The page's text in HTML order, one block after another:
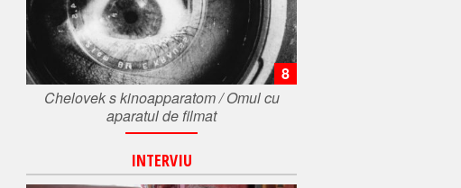
Chelovek s kinoapparatom / Omul cu
aparatul de filmat
8
INTERVIU